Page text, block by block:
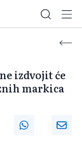
izdvojit će
markica